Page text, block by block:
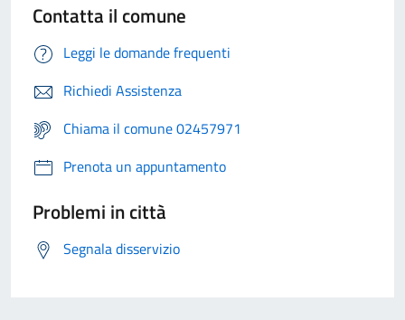
Contatta il comune
Leggi le domande frequenti
Richiedi Assistenza
Chiama il comune 02457971
Prenota un appuntamento
Problemi in città
Segnala disservizio